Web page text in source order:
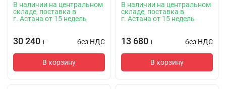
В наличии на центральном
складе, поставка в
г. Астана от 15 недель
30 240 T без НДС
В корзину
В наличии на центральном
складе, поставка в
г. Астана от 15 недель
13 680 T без НДС
В корзину